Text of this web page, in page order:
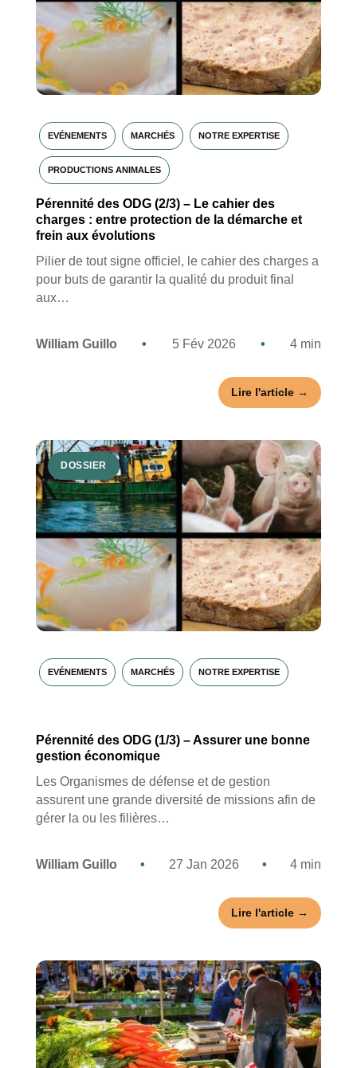
EVÉNEMENTS MARCHÉS NOTRE EXPERTISE
PRODUCTIONS ANIMALES
Pérennité des ODG (2/3) – Le cahier des
charges : entre protection de la démarche et
frein aux évolutions
Pilier de tout signe officiel, le cahier des charges a
pour buts de garantir la qualité du produit final
aux…
William Guillo • 5 Fév 2026 • 4 min
Lire l'article →
DOSSIER
EVÉNEMENTS MARCHÉS NOTRE EXPERTISE
Pérennité des ODG (1/3) – Assurer une bonne
gestion économique
Les Organismes de défense et de gestion
assurent une grande diversité de missions afin de
gérer la ou les filières…
William Guillo • 27 Jan 2026 • 4 min
Lire l'article →